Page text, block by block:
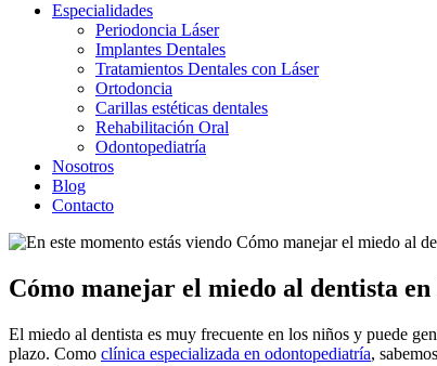
Especialidades
Periodoncia Láser
Implantes Dentales
Tratamientos Dentales con Láser
Ortodoncia
Carillas estéticas dentales
Rehabilitación Oral
Odontopediatría
Nosotros
Blog
Contacto
Cómo manejar el miedo al dentista
El miedo al dentista es muy frecuente en los niños y puede
plazo. Como clínica especializada en odontopediatría,